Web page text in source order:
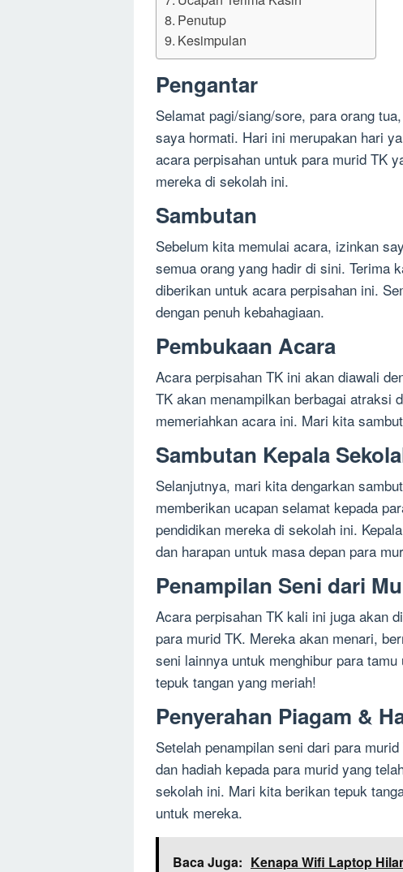
Penutup
Kesimpulan
Pengantar
Selamat pagi/siang/sore, para orang
saya hormati. Hari ini merupakan hari
acara perpisahan untuk para murid TK
mereka di sekolah ini.
Sambutan
Sebelum kita memulai acara, izinkan
semua orang yang hadir di sini. Terima
diberikan untuk acara perpisahan ini.
dengan penuh kebahagiaan.
Pembukaan Acara
Acara perpisahan TK ini akan diawali
TK akan menampilkan berbagai atraksi
memeriahkan acara ini. Mari kita
Sambutan Kepala
Selanjutnya, mari kita dengarkan
memberikan ucapan selamat kepada
pendidikan mereka di sekolah ini.
dan harapan untuk masa depan para
Penampilan Seni dari
Acara perpisahan TK kali ini juga akan
para murid TK. Mereka akan menari,
seni lainnya untuk menghibur para
tepuk tangan yang meriah!
Penyerahan Piagam &
Setelah penampilan seni dari para
dan hadiah kepada para murid yang
sekolah ini. Mari kita berikan tepuk
untuk mereka.
Baca Juga: Kenapa Wifi Laptop